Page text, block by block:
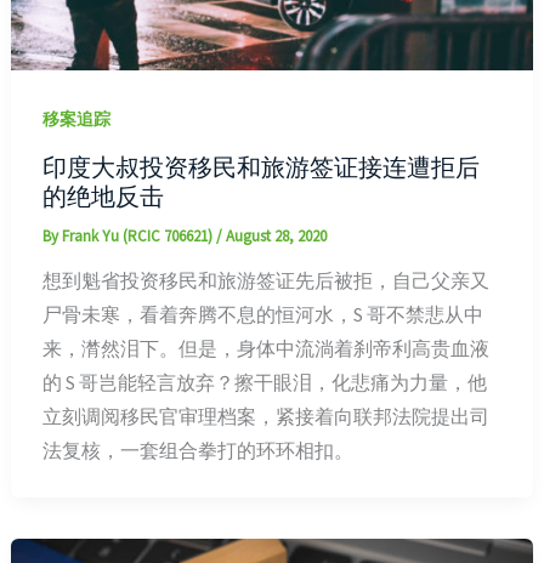
移案追踪
印度大叔投资移民和旅游签证接连遭拒后
的绝地反击
ByFrank Yu (RCIC 706621)/August 28, 2020
想到魁省投资移民和旅游签证先后被拒，自己父亲又
尸骨未寒，看着奔腾不息的恒河水，S 哥不禁悲从中
来，潸然泪下。但是，身体中流淌着刹帝利高贵血液
的 S 哥岂能轻言放弃？擦干眼泪，化悲痛为力量，他
立刻调阅移民官审理档案，紧接着向联邦法院提出司
法复核，一套组合拳打的环环相扣。